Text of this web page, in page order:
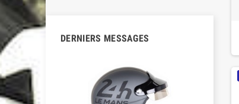
DERNIERS MESSAGES